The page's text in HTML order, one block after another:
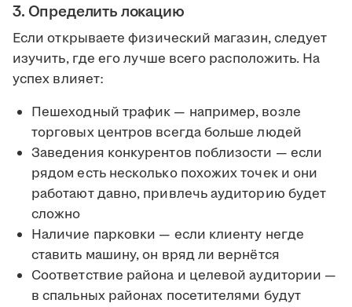
3. Определить локацию
Если открываете физический магазин, следует
изучить, где его лучше всего расположить. На
успех влияет:
Пешеходный трафик — например, возле
торговых центров всегда больше людей
Заведения конкурентов поблизости — если
рядом есть несколько похожих точек и они
работают давно, привлечь аудиторию будет
сложно
Наличие парковки — если клиенту негде
ставить машину, он вряд ли вернётся
Соответствие района и целевой аудитории —
в спальных районах посетителями будут